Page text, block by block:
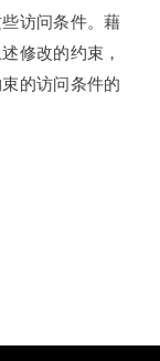
访问条件。藉
修改的约束，
的访问条件的